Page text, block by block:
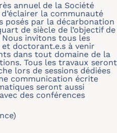
annuel de la Société
la communauté
posés par la décarbonation
de siècle de l’objectif de
invitons tous les
doctorant.e.s à venir
dans tout domaine de la
Tous les travaux seront
lors de sessions dédiées
communication écrite
seront aussi
des conférences